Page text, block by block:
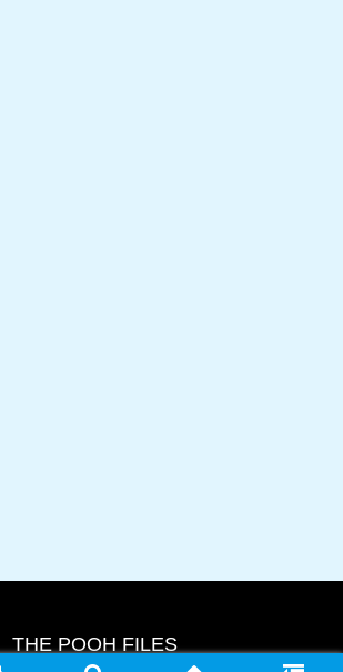
THE POOH FILES